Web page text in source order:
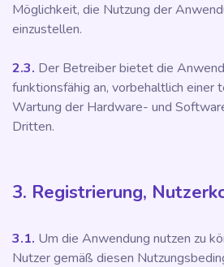
Möglichkeit, die Nutzung der
einzustellen.
2.3. Der Betreiber bietet die
funktionsfähig an, vorbehaltlich einer
Wartung der Hardware- und
Dritten.
3. Registrierung,
3.1. Um die Anwendung nutzen zu
Nutzer gemäß diesen